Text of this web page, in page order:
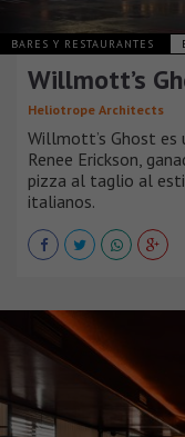
BARES Y RESTAURANTES
Willmott’s
Heliotrope Architects
Willmott’s Ghost es
Renee Erickson,
pizza al taglio al
italianos.